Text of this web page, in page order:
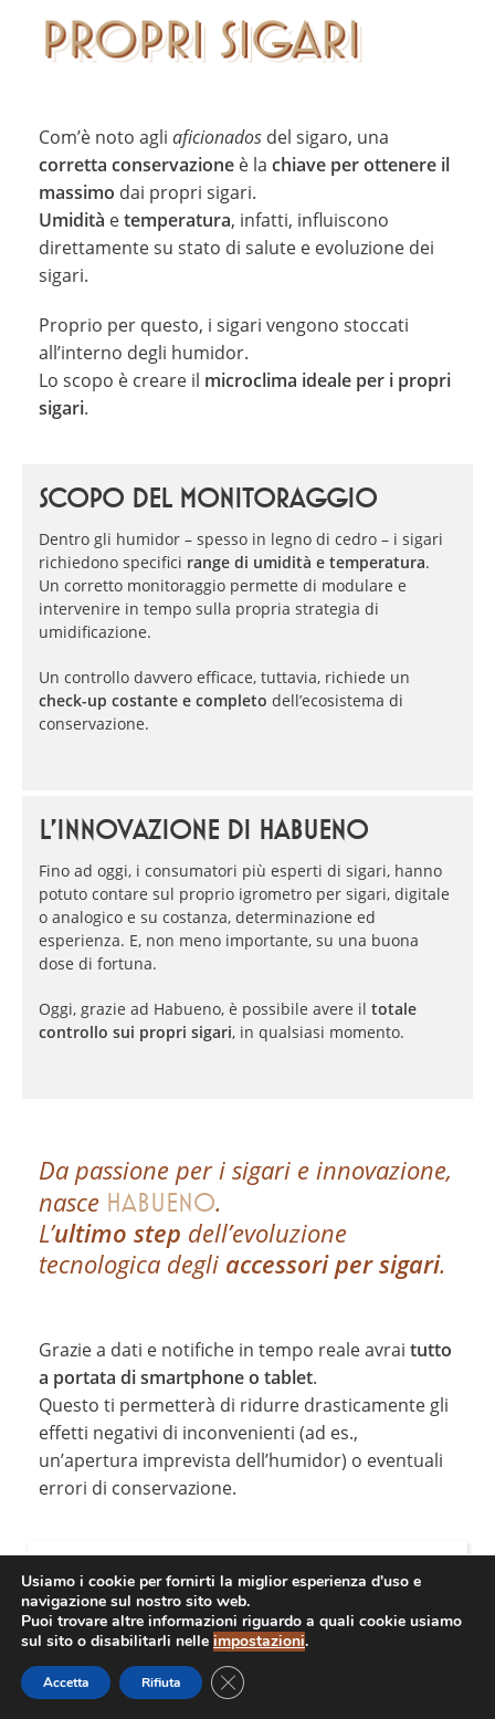
PROPRI SIGARI
Com’è noto agli aficionados del sigaro, una
corretta conservazione è la chiave per ottenere il
massimo dai propri sigari.
Umidità etemperatura, infatti, influiscono
direttamente su stato di salute e evoluzione dei
sigari.
Proprio per questo, i sigari vengono stoccati
all’interno degli humidor.
Lo scopo è creare il microclima ideale per i propri
sigari.
SCOPO DEL MONITORAGGIO
Dentro gli humidor – spesso in legno di cedro – i sigari
richiedono specifici range di umidità e temperatura.
Un corretto monitoraggio permette di modulare e
intervenire in tempo sulla propria strategia di
umidificazione.
Un controllo davvero efficace, tuttavia, richiede un
check-up costante e completo dell’ecosistema di
conservazione.
L’INNOVAZIONE DI HABUENO
Fino ad oggi, i consumatori più esperti di sigari, hanno
potuto contare sul proprio igrometro per sigari, digitale
o analogico e su costanza, determinazione ed
esperienza. E, non meno importante, su una buona
dose di fortuna.
Oggi, grazie ad Habueno, è possibile avere il totale
controllo sui propri sigari, in qualsiasi momento.
Da passione per i sigari e innovazione,
nasce HABUENO.
L’ultimo step dell’evoluzione
tecnologica degli accessori per sigari.
Grazie a dati e notifiche in tempo reale avrai tutto
a portata di smartphone o tablet.
Questo ti permetterà di ridurre drasticamente gli
effetti negativi di inconvenienti (ad es.,
un’apertura imprevista dell’humidor) o eventuali
errori di conservazione.
LIVELLO DI UMIDITÀ OTTIMALE
Illivello di umidità ottimaleè circa del68-74%.
Questo livello di umidità relativa
di mantenere il loro aroma originale.
COS’È HABUENO
COME FUNZIONA HABUENO
VAI AL NEGOZIO
Usiamo i cookie per fornirti la miglior esperienza d'uso e
navigazione sul nostro sito web.
Puoi trovare altre informazioni riguardo a quali cookie usiamo
sul sito o disabilitarli nelle impostazioni.
Accetta Rifiuta CLOSE GDPR COOKIE BANNER